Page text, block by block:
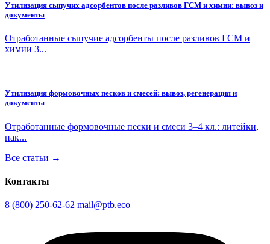
Утилизация сыпучих адсорбентов после разливов ГСМ и химии: вывоз и
документы
Отработанные сыпучие адсорбенты после разливов ГСМ и
химии 3...
Утилизация формовочных песков и смесей: вывоз, регенерация и
документы
Отработанные формовочные пески и смеси 3–4 кл.: литейки,
нак...
Все статьи →
Контакты
8 (800) 250-62-62 mail@ptb.eco